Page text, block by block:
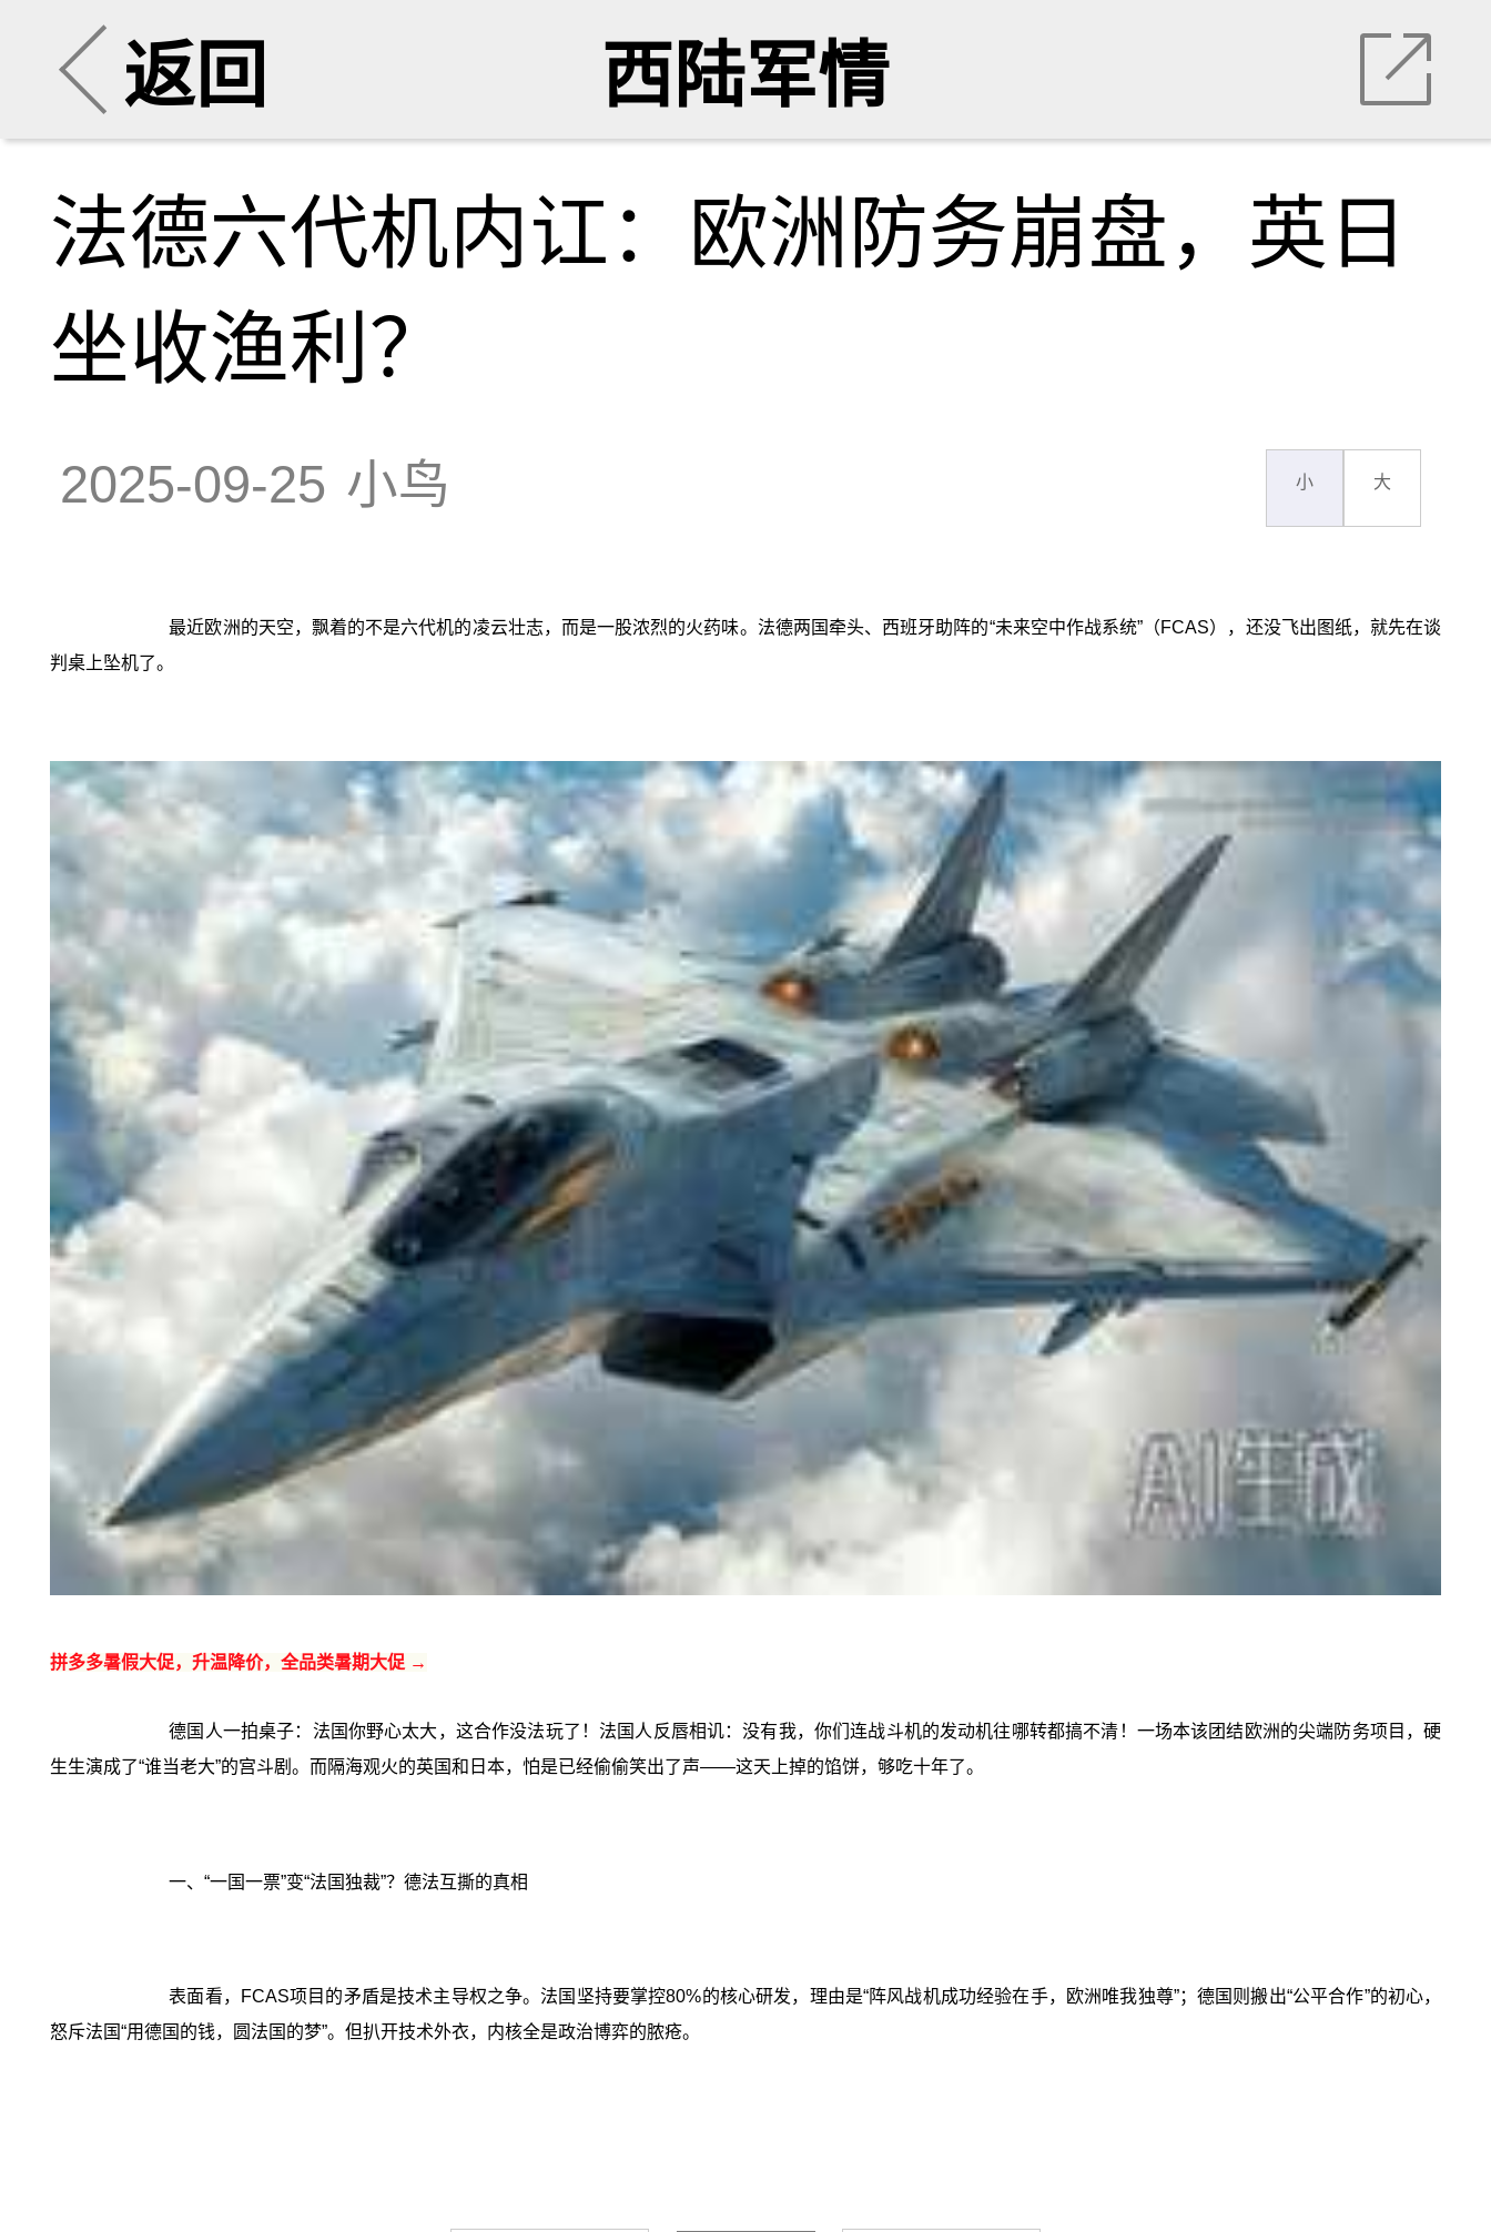
返回 西陆军情
法德六代机内讧：欧洲防务崩盘，英日
坐收渔利？
2025-09-25 小鸟 小 大
最近欧洲的天空，飘着的不是六代机的凌云壮志，而是一股浓烈的火药味。法德两国牵头、西班牙助阵的“未来空中作战系统”（FCAS），还没飞出图纸，就先在谈
判桌上坠机了。
拼多多暑假大促，升温降价，全品类暑期大促 →
德国人一拍桌子：法国你野心太大，这合作没法玩了！法国人反唇相讥：没有我，你们连战斗机的发动机往哪转都搞不清！一场本该团结欧洲的尖端防务项目，硬
生生演成了“谁当老大”的宫斗剧。而隔海观火的英国和日本，怕是已经偷偷笑出了声——这天上掉的馅饼，够吃十年了。
一、“一国一票”变“法国独裁”？德法互撕的真相
表面看，FCAS项目的矛盾是技术主导权之争。法国坚持要掌控80%的核心研发，理由是“阵风战机成功经验在手，欧洲唯我独尊”；德国则搬出“公平合作”的初心，
怒斥法国“用德国的钱，圆法国的梦”。但扒开技术外衣，内核全是政治博弈的脓疮。